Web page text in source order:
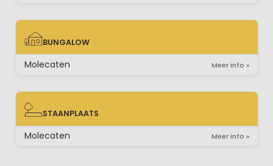
BUNGALOW
BUNGALOW
Molecaten Meer info »
STAANPLAATS
STAANPLAATS
Molecaten Meer info »